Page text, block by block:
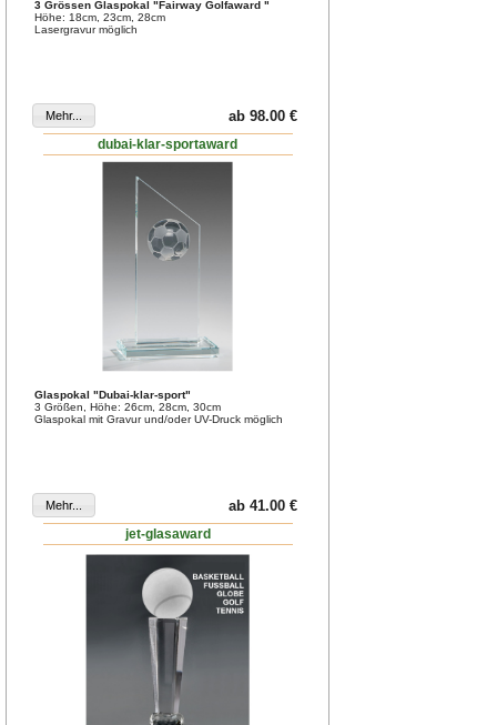
3 Grössen Glaspokal "Fairway Golfaward "
Höhe: 18cm, 23cm, 28cm
Lasergravur möglich
ab 98.00 €
dubai-klar-sportaward
Glaspokal "Dubai-klar-sport"
3 Größen, Höhe: 26cm, 28cm, 30cm
Glaspokal mit Gravur und/oder UV-Druck möglich
ab 41.00 €
jet-glasaward